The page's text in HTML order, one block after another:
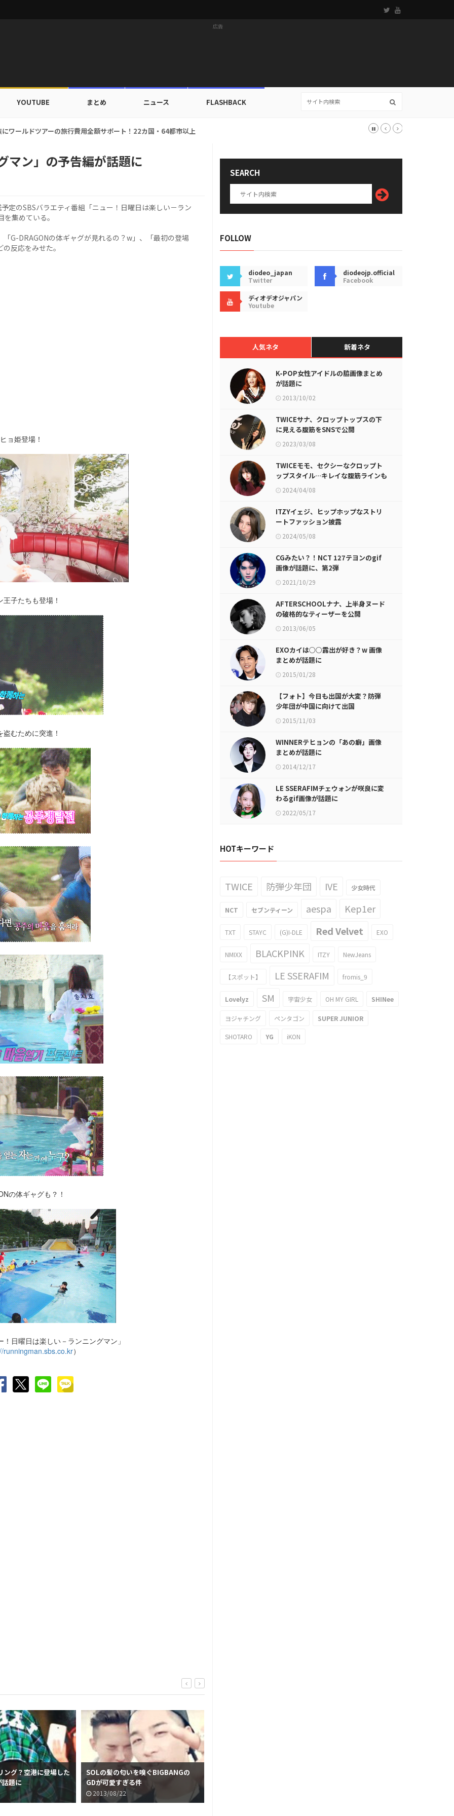
広告
YOUTUBE まとめ ニュース FLASHBACK
ワールドツアーの旅行費用全額サポート！22カ国・64都市以上
マン」の予告編が話題に
定のSBSバラエティ番組「ニュー！日曜日は楽しい－ラン
集めている。
G-DRAGONの体ギャグが見れるの？w」、「最初の登場
反応をみせた。
ョ姫登場！
子たちも登場！
むために突進！
の体ギャグも？！
日曜日は楽しい－ランニングマン」
runningman.sbs.co.kr）
ング？空港に登場した
題に
SOLの髪の匂いを嗅ぐBIGBANGの
GDが可愛すぎる件
2013/08/22
SEARCH
FOLLOW
diodeo_japan
Twitter
diodeojp.official
Facebook
ディオデオジャパン
Youtube
人気ネタ 新着ネタ
K-POP女性アイドルの脇画像まとめ
が話題に
2013/10/02
TWICEサナ、クロップトップスの下
に見える腹筋をSNSで公開
2023/03/08
TWICEモモ、セクシーなクロップト
ップスタイル…キレイな腹筋ラインも
披露2024/04/08
ITZYイェジ、ヒップホップなストリ
ートファッション披露
2024/05/08
CGみたい？！NCT 127テヨンのgif
画像が話題に、第2弾
2021/10/29
AFTERSCHOOLナナ、上半身ヌード
の破格的なティーザーを公開
2013/06/05
EXOカイは○○露出が好き？w 画像
まとめが話題に
2015/01/28
【フォト】今日も出国が大変？防弾
少年団が中国に向けて出国
2015/11/03
WINNERテヒョンの「あの癖」画像
まとめが話題に
2014/12/17
LE SSERAFIMチェウォンが咲良に変
わるgif画像が話題に
2022/05/17
HOTキーワード
TWICE 防弾少年団 IVE 少女時代
NCT セブンティーン aespa Kep1er
TXT STAYC (G)I-DLE Red Velvet EXO
NMIXX BLACKPINK ITZY NewJeans
【スポット】 LE SSERAFIM fromis_9
Lovelyz SM 宇宙少女 OH MY GIRL SHINee
ヨジャチング ペンタゴン SUPER JUNIOR
SHOTARO YG iKON